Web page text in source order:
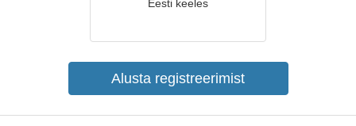
Eesti keeles
Alusta registreerimist